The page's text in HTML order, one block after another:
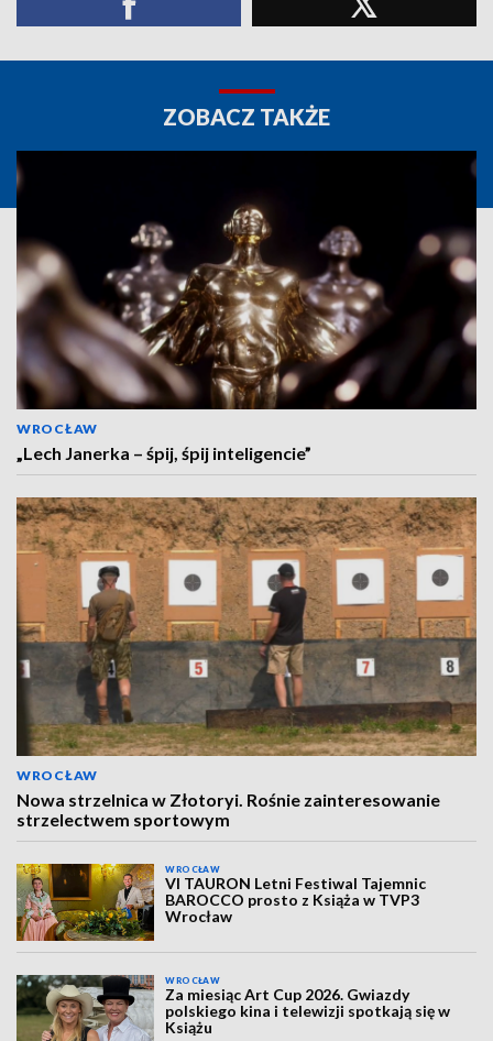
ZOBACZ TAKŻE
WROCŁAW
„Lech Janerka – śpij, śpij inteligencie”
WROCŁAW
Nowa strzelnica w Złotoryi. Rośnie zainteresowanie
strzelectwem sportowym
WROCŁAW
VI TAURON Letni Festiwal Tajemnic
BAROCCO prosto z Książa w TVP3
Wrocław
WROCŁAW
Za miesiąc Art Cup 2026. Gwiazdy
polskiego kina i telewizji spotkają się w
Książu